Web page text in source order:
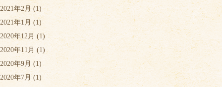
2021年2月(1)
2021年1月 (1)
2020年12月 (1)
2020年11月 (1)
2020年9月 (1)
2020年7月 (1)